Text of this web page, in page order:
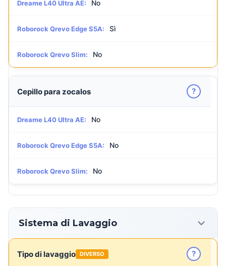
Dreame L40 Ultra AE: No
Roborock Qrevo Edge S5A: Sì
Roborock Qrevo Slim: No
Cepillo para zocalos ?
Dreame L40 Ultra AE: No
Roborock Qrevo Edge S5A: No
Roborock Qrevo Slim: No
Sistema di Lavaggio
Tipo di lavaggio DIVERSO ?